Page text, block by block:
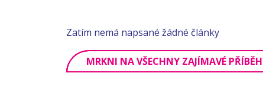
Zatím nemá napsané žádné články
MRKNI NA VŠECHNY ZAJÍMAVÉ